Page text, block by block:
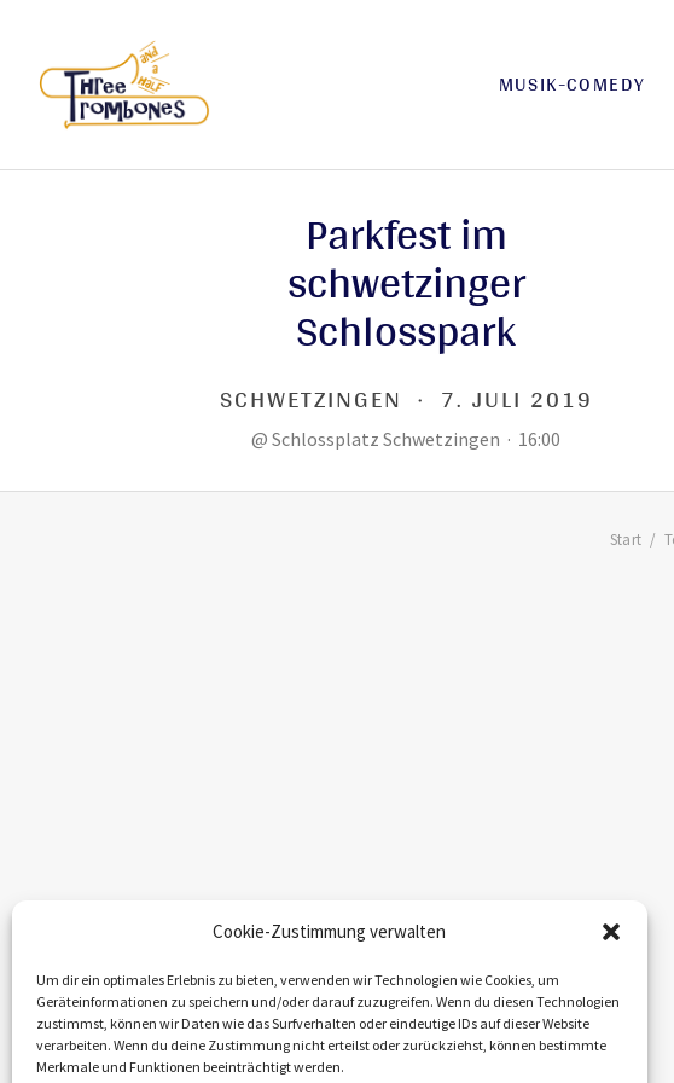
Cookie-Zustimmung verwalten
Um dir ein optimales Erlebnis zu bieten, verwenden wir Technologien wie Cookies, um
Geräteinformationen zu speichern und/oder darauf zuzugreifen. Wenn du diesen Technologien
zustimmst, können wir Daten wie das Surfverhalten oder eindeutige IDs auf dieser Website
verarbeiten. Wenn du deine Zustimmung nicht erteilst oder zurückziehst, können bestimmte
Merkmale und Funktionen beeinträchtigt werden.
TROMBONES
MUSIK-COMEDY
Parkfest im
schwetzinger
Schlosspark
SCHWETZINGEN · 7. JULI 2019
@ Schlossplatz Schwetzingen · 16:00
Start